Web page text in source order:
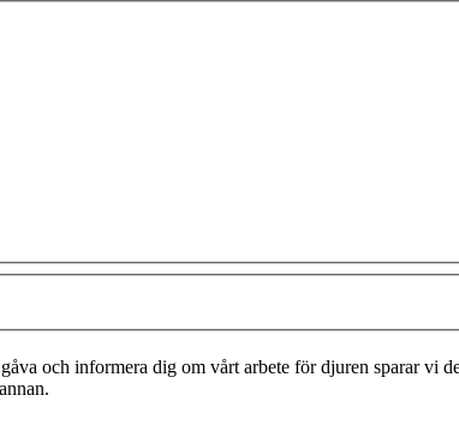
och informera dig om vårt arbete för djuren sparar vi